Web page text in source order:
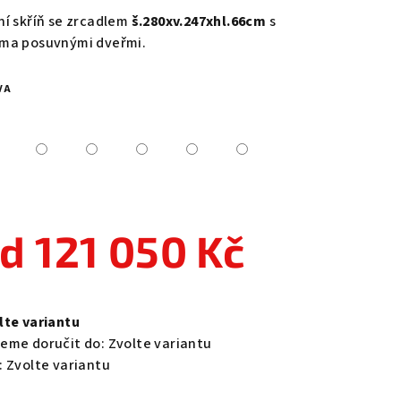
skříň se zrcadlem š.280xv.247xhl.66cm s
posuvnými dveřmi.
121 050 Kč
variantu
doručit do: Zvolte variantu
Zvolte variantu